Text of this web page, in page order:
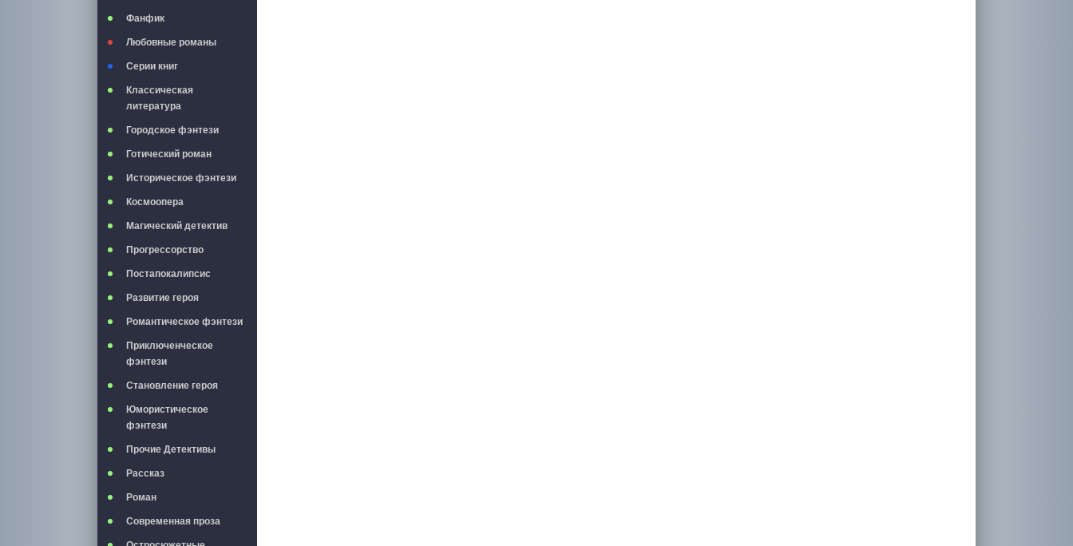
Фанфик
Любовные романы
Серии книг
Классическая
литература
Городское фэнтези
Готический роман
Историческое фэнтези
Космоопера
Магический детектив
Прогрессорство
Постапокалипсис
Развитие героя
Романтическое фэнтези
Приключенческое
фэнтези
Становление героя
Юмористическое
фэнтези
Прочие Детективы
Рассказ
Роман
Современная проза